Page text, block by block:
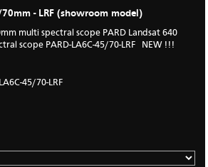
- LRF (showroom model)
multi spectral scope PARD Landsat 640
scope PARD-LA6C-45/70-LRF NEW !!!
45/70-LRF